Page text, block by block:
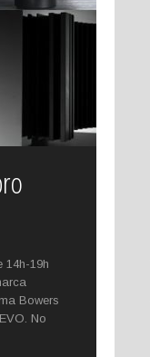
14h-19h
Bowers
No